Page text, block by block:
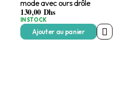
mode avec ours drôle
130,00 Dhs
IN STOCK
Ajouter au panier